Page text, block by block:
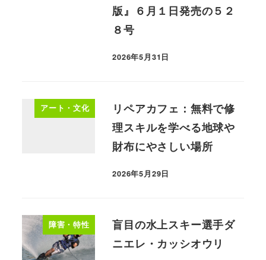
版』６月１日発売の５２
８号
2026年5月31日
アート・文化
リペアカフェ：無料で修
理スキルを学べる地球や
財布にやさしい場所
2026年5月29日
障害・特性
盲目の水上スキー選手ダ
ニエレ・カッシオウリ